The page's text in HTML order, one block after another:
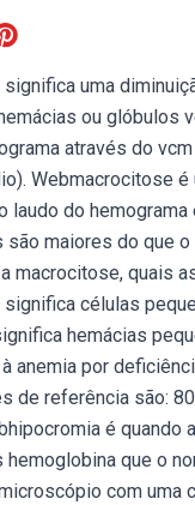
uma
ou glóbulos
através do
Webmacrocitose é
laudo do hemograma
são maiores do que o
macrocitose, quais
células
hemácias
anemia por
de referência são:
é quando
que o
com uma